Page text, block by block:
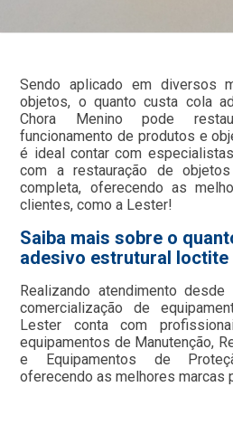
Sendo aplicado em diversos
objetos, o quanto custa cola
Chora Menino pode
funcionamento de produtos e
é ideal contar com
com a restauração de
completa, oferecendo as
clientes, como a Lester!
Saiba mais sobre o
adesivo estrutural loctite
Realizando atendimento
comercialização de
Lester conta com
equipamentos de Manutenção,
e Equipamentos de
oferecendo as melhores marcas